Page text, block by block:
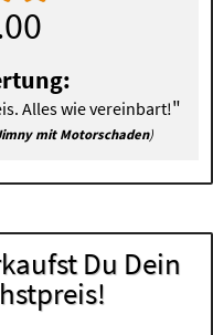
Alles wie vereinbart!"
mit Motorschaden)
Du Dein